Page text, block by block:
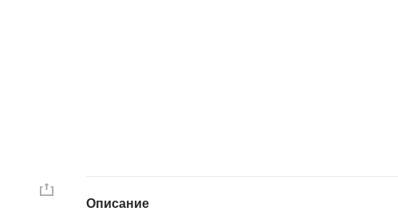
Описание